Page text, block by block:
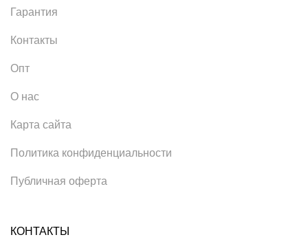
Гарантия
Контакты
Опт
О нас
Карта сайта
Политика конфиденциальности
Публичная оферта
КОНТАКТЫ